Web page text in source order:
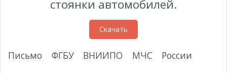
стоянки автомобилей.
Скачать
Письмо ФГБУ ВНИИПО МЧС России